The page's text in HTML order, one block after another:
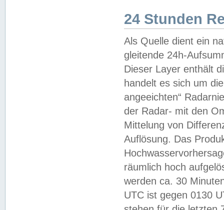
24 Stunden
Als Quelle dient ein
gleitende 24h-
Dieser Layer enthält
handelt es sich um
angeeichten“
der Radar- mit den
Mittelung von
Auflösung. Das
räumlich hoch
werden ca. 30
UTC ist gegen 0130